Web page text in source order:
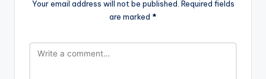
Your email address will not be published. Required fields
are marked *